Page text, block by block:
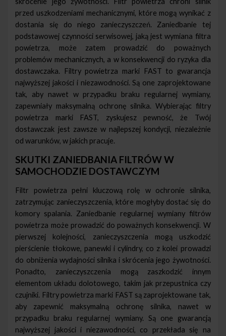
przed uszkodzeniami mechanicznymi, które mogą wynikać z
dostania się do niego zanieczyszczeń. Zaniedbanie tej
podstawowej czynności serwisowej, jaką jest wymiana filtra
powietrza, może zatem prowadzić do poważnych
problemów mechanicznych, a w konsekwencji do ryzyka dla
dostawczaka. Filtry powietrza marki FAST to gwarancja
najwyższej jakości i niezawodności. Są one zaprojektowane
tak, aby nawet w przypadku braku regularnej wymiany,
zapewniały maksymalną ochronę silnika. Wybierając filtry
powietrza marki FAST, zyskujesz pewność, że Twój
dostawczak jest zawsze w najlepszej kondycji, niezależnie
od warunków, w jakich pracuje.
SKUTKI ZANIEDBANIA FILTRÓW W
SAMOCHODZIE DOSTAWCZYM
Filtr powietrza pełni kluczową rolę w ochronie silnika,
zatrzymując zanieczyszczenia, które mogłyby dostać się do
komory spalania. Zaniedbanie regularnej wymiany filtrów
powietrza może prowadzić do poważnych konsekwencji. W
pierwszej kolejności, zanieczyszczenia mogą uszkodzić
pierścienie tłokowe, panewki i cylindry, co z kolei prowadzi
do obniżenia wydajności silnika i skrócenia jego żywotności.
Ponadto, zanieczyszczenia mogą zaszkodzić innym
elementom układu dolotowego, takim jak przepustnica czy
czujniki. Filtry powietrza marki FAST są zaprojektowane tak,
aby zapewnić maksymalną ochronę silnika, nawet w
przypadku braku regularnej wymiany. Są one gwarancją
najwyższej jakości i niezawodności, co przekłada się na